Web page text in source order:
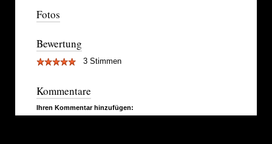
Fotos
Bewertung
3 Stimmen
Kommentare
Ihren Kommentar hinzufügen: